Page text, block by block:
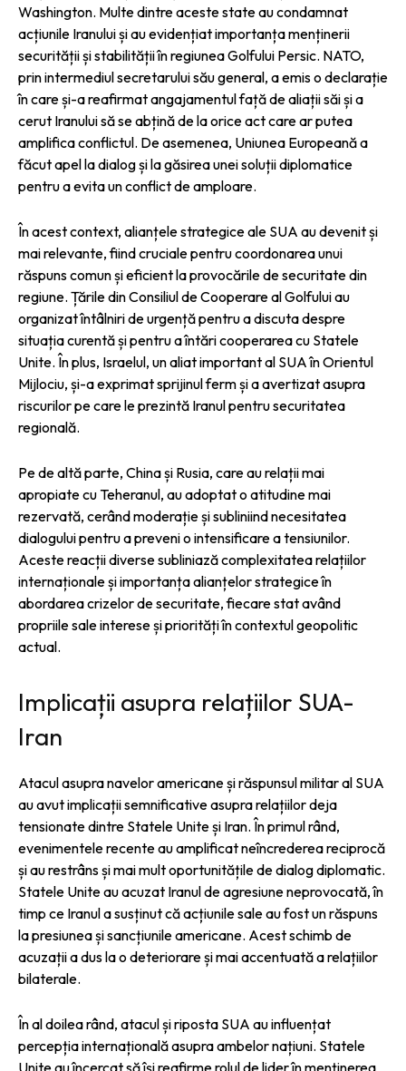
Washington. Multe dintre aceste state au condamnat
acțiunile Iranului și au evidențiat importanța menținerii
securității și stabilității în regiunea Golfului Persic. NATO,
prin intermediul secretarului său general, a emis o declarație
în care și-a reafirmat angajamentul față de aliații săi și a
cerut Iranului să se abțină de la orice act care ar putea
amplifica conflictul. De asemenea, Uniunea Europeană a
făcut apel la dialog și la găsirea unei soluții diplomatice
pentru a evita un conflict de amploare.
În acest context, alianțele strategice ale SUA au devenit și
mai relevante, fiind cruciale pentru coordonarea unui
răspuns comun și eficient la provocările de securitate din
regiune. Țările din Consiliul de Cooperare al Golfului au
organizat întâlniri de urgență pentru a discuta despre
situația curentă și pentru a întări cooperarea cu Statele
Unite. În plus, Israelul, un aliat important al SUA în Orientul
Mijlociu, și-a exprimat sprijinul ferm și a avertizat asupra
riscurilor pe care le prezintă Iranul pentru securitatea
regională.
Pe de altă parte, China și Rusia, care au relații mai
apropiate cu Teheranul, au adoptat o atitudine mai
rezervată, cerând moderație și subliniind necesitatea
dialogului pentru a preveni o intensificare a tensiunilor.
Aceste reacții diverse subliniază complexitatea relațiilor
internaționale și importanța alianțelor strategice în
abordarea crizelor de securitate, fiecare stat având
propriile sale interese și priorități în contextul geopolitic
actual.
Implicații asupra relațiilor SUA-
Iran
Atacul asupra navelor americane și răspunsul militar al SUA
au avut implicații semnificative asupra relațiilor deja
tensionate dintre Statele Unite și Iran. În primul rând,
evenimentele recente au amplificat neîncrederea reciprocă
și au restrâns și mai mult oportunitățile de dialog diplomatic.
Statele Unite au acuzat Iranul de agresiune neprovocată, în
timp ce Iranul a susținut că acțiunile sale au fost un răspuns
la presiunea și sancțiunile americane. Acest schimb de
acuzații a dus la o deteriorare și mai accentuată a relațiilor
bilaterale.
În al doilea rând, atacul și riposta SUA au influențat
percepția internațională asupra ambelor națiuni. Statele
Unite au încercat să își reafirme rolul de lider în menținerea